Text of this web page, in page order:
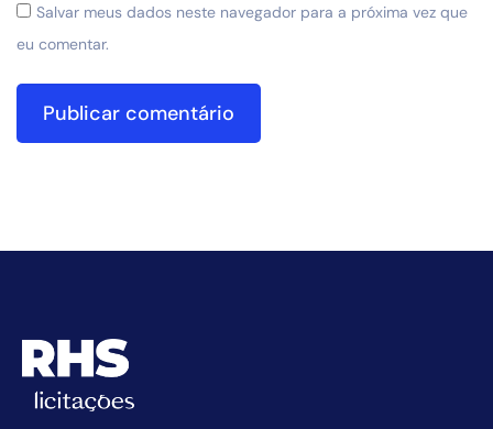
Salvar meus dados neste navegador para a próxima vez que
eu comentar.